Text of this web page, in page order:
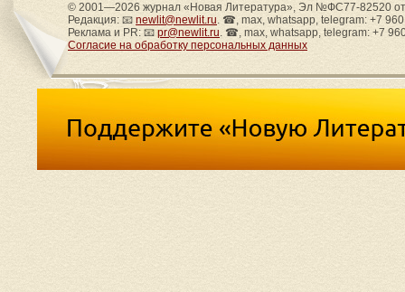
© 2001—2026 журнал «Новая Литература», Эл №ФС77-82520
Редакция: 📧 newlit@newlit.ru. ☎, max, whatsapp, telegram: +7
Реклама и PR: 📧 pr@newlit.ru. ☎, max, whatsapp, telegram: +7
Согласие на обработку персональных данных